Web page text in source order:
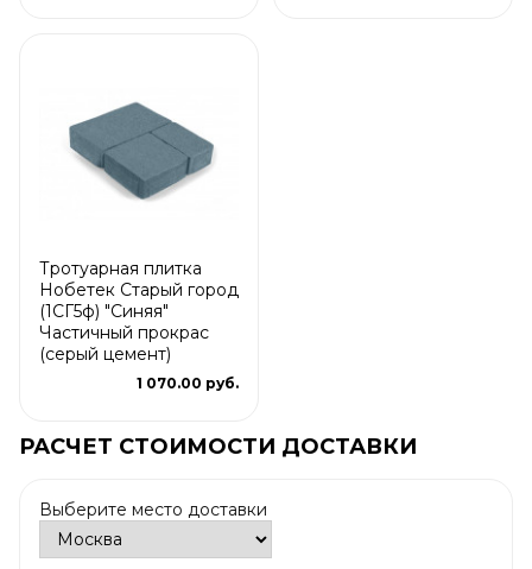
Тротуарная плитка
Нобетек Старый город
(1СГ5ф) "Синяя"
Частичный прокрас
(серый цемент)
1 070.00 руб.
РАСЧЕТ СТОИМОСТИ ДОСТАВКИ
Выберите место доставки